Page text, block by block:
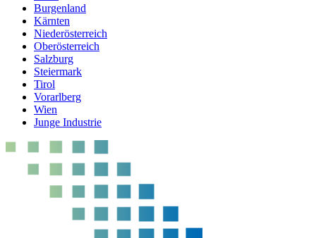
Burgenland
Kärnten
Niederösterreich
Oberösterreich
Salzburg
Steiermark
Tirol
Vorarlberg
Wien
Junge Industrie